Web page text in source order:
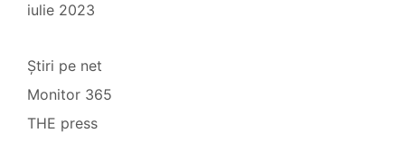
iulie 2023
Știri pe net
Monitor 365
THE press